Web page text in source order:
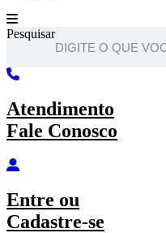
Pesquisar
Atendimento
Fale Conosco
Entre ou
Cadastre-se